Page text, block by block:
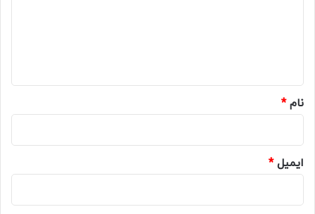
نام*
ایمیل*